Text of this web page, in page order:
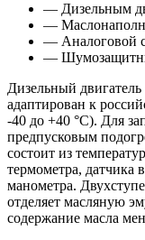
— Дизельным
—
— Аналоговой
—
Дизельный двигатель
адаптирован к
-40 до +40 °С). Для
предпусковым
состоит из
термометра, датчика
манометра.
отделяет масляную
содержание масла